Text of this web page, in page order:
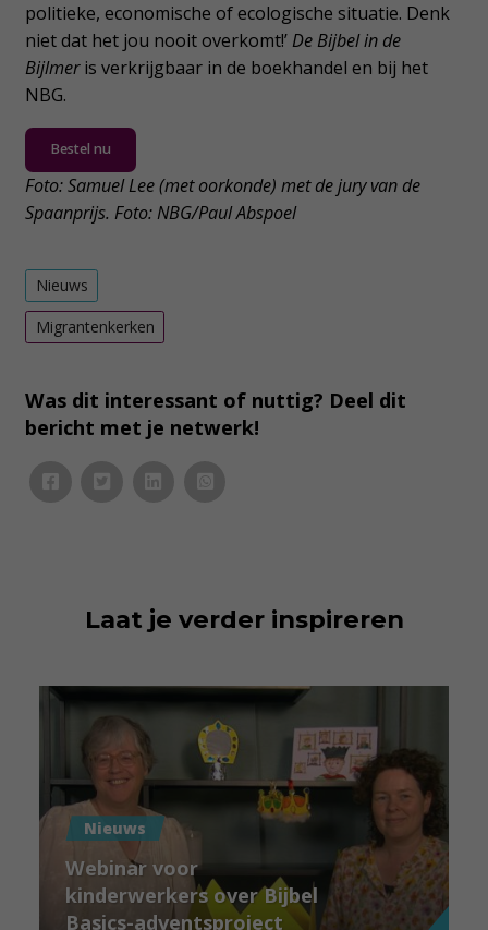
politieke, economische of ecologische situatie. Denk
niet dat het jou nooit overkomt!’ De Bijbel in de
Bijlmeris verkrijgbaar in de boekhandel en bij het
NBG.
Bestel nu
Foto: Samuel Lee (met oorkonde) met de jury van de
Spaanprijs. Foto: NBG/Paul Abspoel
Nieuws
Migrantenkerken
Was dit interessant of nuttig? Deel dit
bericht met je netwerk!
Laat je verder inspireren
Nieuws
Webinar voor
kinderwerkers over Bijbel
Basics-adventsproject